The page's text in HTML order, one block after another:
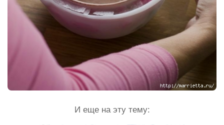
И еще на эту тему: